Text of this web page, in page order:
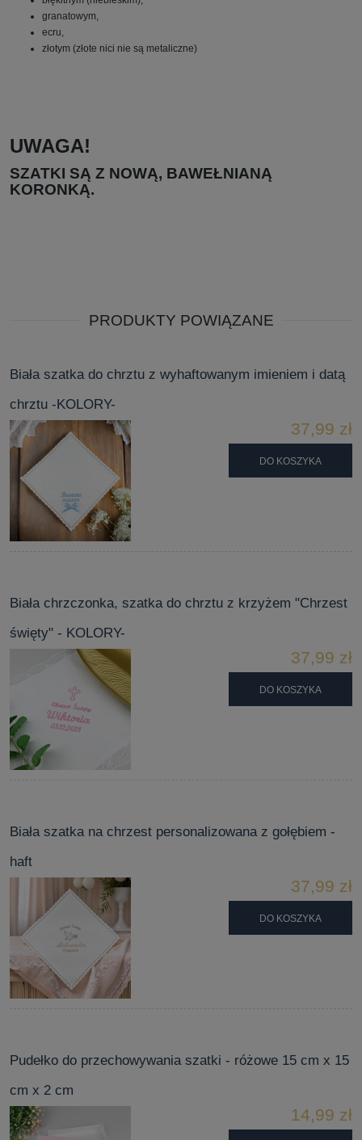
granatowym,
ecru,
złotym (złote nici nie są metaliczne)
UWAGA!
SZATKI SĄ Z NOWĄ, BAWEŁNIANĄ
KORONKĄ.
PRODUKTY POWIĄZANE
Biała szatka do chrztu z wyhaftowanym imieniem i datą
chrztu -KOLORY-
37,99 zł
DO KOSZYKA
Biała chrzczonka, szatka do chrztu z krzyżem "Chrzest
święty" - KOLORY-
37,99 zł
DO KOSZYKA
Biała szatka na chrzest personalizowana z gołębiem -
haft
37,99 zł
DO KOSZYKA
Pudełko do przechowywania szatki - różowe 15 cm x 15
cm x 2 cm
14,99 zł